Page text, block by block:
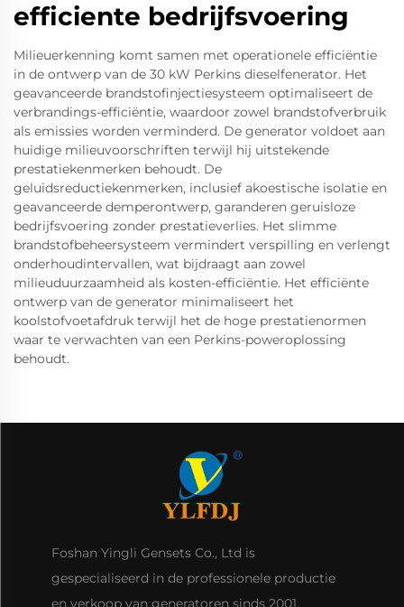
efficiente bedrijfsvoering
Milieuerkenning komt samen met operationele efficiëntie
in de ontwerp van de 30 kW Perkins dieselfenerator. Het
geavanceerde brandstofinjectiesysteem optimaliseert de
verbrandings-efficiëntie, waardoor zowel brandstofverbruik
als emissies worden verminderd. De generator voldoet aan
huidige milieuvoorschriften terwijl hij uitstekende
prestatiekenmerken behoudt. De
geluidsreductiekenmerken, inclusief akoestische isolatie en
geavanceerde demperontwerp, garanderen geruisloze
bedrijfsvoering zonder prestatieverlies. Het slimme
brandstofbeheersysteem vermindert verspilling en verlengt
onderhoudintervallen, wat bijdraagt aan zowel
milieuduurzaamheid als kosten-efficiëntie. Het efficiënte
ontwerp van de generator minimaliseert het
koolstofvoetafdruk terwijl het de hoge prestatienormen
waar te verwachten van een Perkins-poweroplossing
behoudt.
Foshan Yingli Gensets Co., Ltd is
gespecialiseerd in de professionele productie
en verkoop van generatoren sinds 2001.